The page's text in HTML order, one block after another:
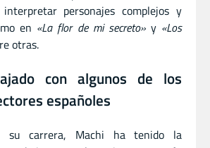
interpretar personajes complejos y
en «La flor de mi secreto»y «Los
otras.
con algunos de los
españoles
carrera, Machi ha tenido la